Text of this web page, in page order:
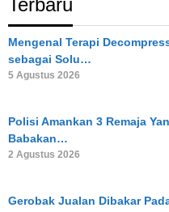
Terbaru
Mengenal Terapi
sebagai Solu…
5 Agustus 2026
Polisi Amankan 3 Remaja
Babakan…
2 Agustus 2026
Gerobak Jualan Dibakar